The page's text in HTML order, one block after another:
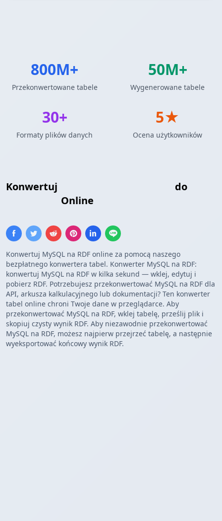
Konwertuj
do
Online
Konwertuj MySQL na RDF online za pomocą naszego
bezpłatnego konwertera tabel. Konwerter MySQL na RDF:
konwertuj MySQL na RDF w kilka sekund — wklej, edytuj i
pobierz RDF. Potrzebujesz przekonwertować MySQL na RDF dla
API, arkusza kalkulacyjnego lub dokumentacji? Ten konwerter
tabel online chroni Twoje dane w przeglądarce. Aby
przekonwertować MySQL na RDF, wklej tabelę, prześlij plik i
skopiuj czysty wynik RDF. Aby niezawodnie przekonwertować
MySQL na RDF, możesz najpierw przejrzeć tabelę, a następnie
wyeksportować końcowy wynik RDF.
800M+
Przekonwertowane tabele
50M+
Wygenerowane tabele
30+
Formaty plików danych
5★
Ocena użytkowników